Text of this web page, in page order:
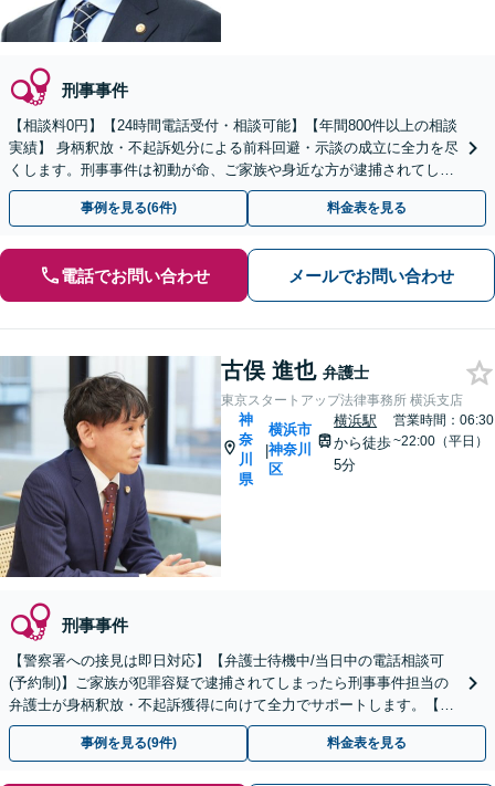
刑事事件
【相談料0円】【24時間電話受付・相談可能】【年間800件以上の相談
実績】 身柄釈放・不起訴処分による前科回避・示談の成立に全力を尽
くします。刑事事件は初動が命、ご家族や身近な方が逮捕されてしま
ったら一刻も早くお電話ください。
事例を見る(6件) 料金表を見る
電話でお問い合わせ メールでお問い合わせ
古俣 進也 弁護士
東京スタートアップ法律事務所 横浜支店
神
奈
川
県
|
横浜市
神奈川
区
横浜駅
から徒歩
5分
営業時間：06:30
~22:00（平日）
刑事事件
【警察署への接見は即日対応】【弁護士待機中/当日中の電話相談可
(予約制)】ご家族が犯罪容疑で逮捕されてしまったら刑事事件担当の
弁護士が身柄釈放・不起訴獲得に向けて全力でサポートします。【毎
月100名以上の相談実績】【神奈川県全域対応】
事例を見る(9件) 料金表を見る